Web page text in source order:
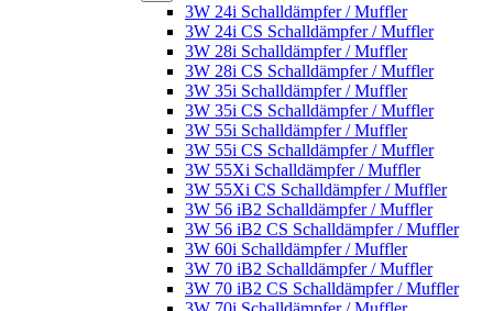
3W 24i Schalldämpfer / Muffler
3W 24i CS Schalldämpfer / Muffler
3W 28i Schalldämpfer / Muffler
3W 28i CS Schalldämpfer / Muffler
3W 35i Schalldämpfer / Muffler
3W 35i CS Schalldämpfer / Muffler
3W 55i Schalldämpfer / Muffler
3W 55i CS Schalldämpfer / Muffler
3W 55Xi Schalldämpfer / Muffler
3W 55Xi CS Schalldämpfer / Muffler
3W 56 iB2 Schalldämpfer / Muffler
3W 56 iB2 CS Schalldämpfer / Muffler
3W 60i Schalldämpfer / Muffler
3W 70 iB2 Schalldämpfer / Muffler
3W 70 iB2 CS Schalldämpfer / Muffler